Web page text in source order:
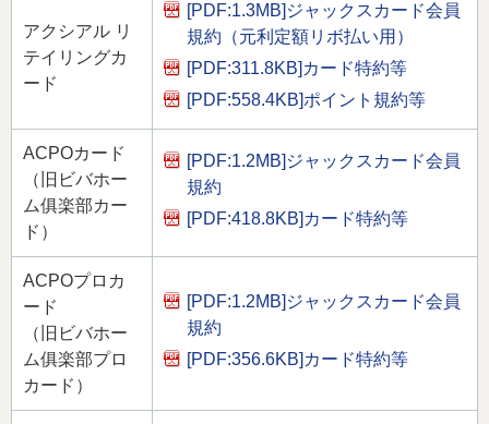
アクシアル リ
テイリングカ
ード
[PDF:1.3MB] ジャックスカード会員
規約（元利定額リボ払い用）
[PDF:311.8KB] カード特約等
[PDF:558.4KB]ポイント規約等
ACPOカード
（旧ビバホー
ム俱楽部カー
ド）
[PDF:1.2MB] ジャックスカード会員
規約
[PDF:418.8KB] カード特約等
ACPOプロカ
ード
（旧ビバホー
ム俱楽部プロ
カード）
[PDF:1.2MB] ジャックスカード会員
規約
[PDF:356.6KB] カード特約等